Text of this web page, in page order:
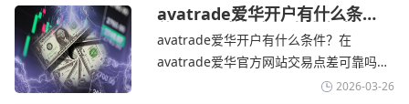
TMGM官网交易资讯了解，伊朗外交部长
表示，尽管德黑兰高级官员正在审查美国
结束战争的提议
avatrade爱华开户有什么条
件？亚洲市场交易喜忧参半-
avatrade爱华官网
avatrade爱华开户有什么条件？在
avatrade爱华官方网站交易点差可靠吗？‌‌‌
avatrade爱华平台的新手可以用很小的成
2026-03-26